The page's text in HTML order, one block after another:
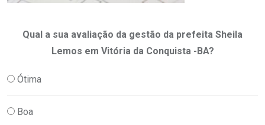
Qual a sua avaliação da gestão da prefeita Sheila
Lemos em Vitória da Conquista -BA?
Ótima
Boa